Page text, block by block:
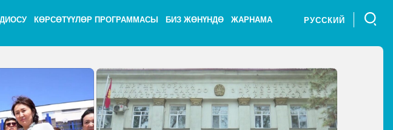
КӨРСӨТҮҮЛӨР ПРОГРАММАСЫ БИЗ ЖӨНҮНДӨ ЖАРНАМА РУССКИЙ